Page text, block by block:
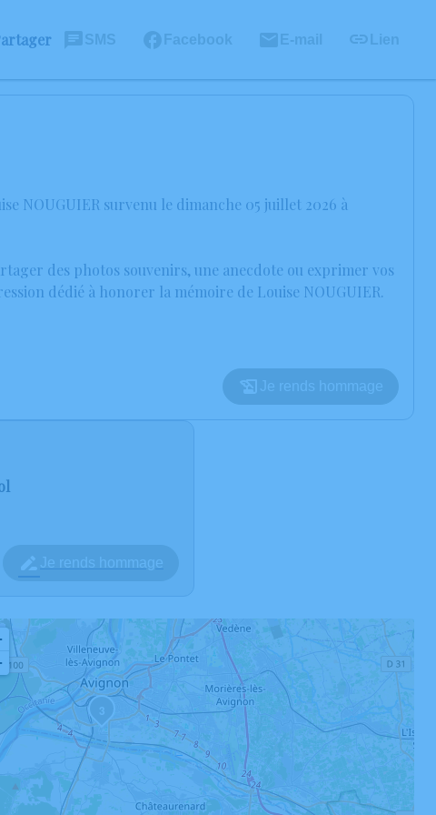
SMS Facebook E-mail Lien
NOUGUIER survenu le dimanche 05 juillet 2026 à
des photos souvenirs, une anecdote ou exprimer vos
dédié à honorer la mémoire de Louise NOUGUIER.
Je rends hommage
Je rends hommage
3